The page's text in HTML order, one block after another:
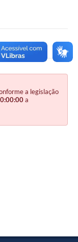
a legislação
a